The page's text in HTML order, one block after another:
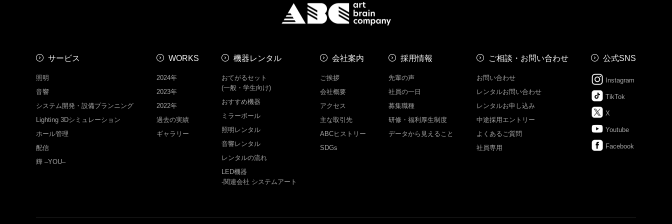
サービス
照明
音響
システム開発・設備プランニング
Lighting 3Dシミュレーション
ホール管理
配信
㒯 –YOU–
WORKS
2024年
2023年
2022年
過去の実績
ギャラリー
機器レンタル
おてがるセット
(一般・学生向け)
おすすめ機器
ミラーボール
照明レンタル
音響レンタル
レンタルの流れ
LED機器
-関連会社 システムアート
会社案内
ご挨拶
会社概要
アクセス
主な取引先
ABCヒストリー
SDGs
採用情報
先輩の声
社員の一日
募集職種
研修・福利厚生制度
データから見えること
ご相談・お問い合わせ
お問い合わせ
レンタルお問い合わせ
レンタルお申し込み
中途採用エントリー
よくあるご質問
社員専用
公式SNS
Instagram
TikTok
X
Youtube
Facebook